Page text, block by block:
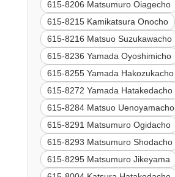
615-8206 Matsumuro Oiagecho
615-8215 Kamikatsura Onocho
615-8216 Matsuo Suzukawacho
615-8236 Yamada Oyoshimicho
615-8255 Yamada Hakozukacho
615-8272 Yamada Hatakedacho
615-8284 Matsuo Uenoyamacho
615-8291 Matsumuro Ogidacho
615-8293 Matsumuro Shodacho
615-8295 Matsumuro Jikeyama